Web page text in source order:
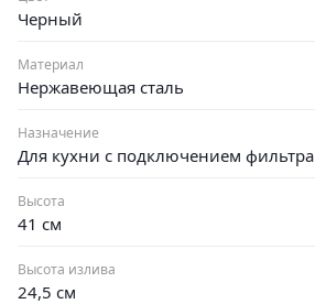
Черный
Материал
Нержавеющая сталь
Назначение
Для кухни с подключением фильтра
Высота
41 см
Высота излива
24,5 см